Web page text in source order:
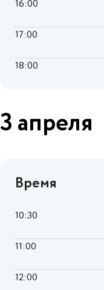
16:00
17:00
18:00
3 апреля
Время
10:30
11:00
12:00